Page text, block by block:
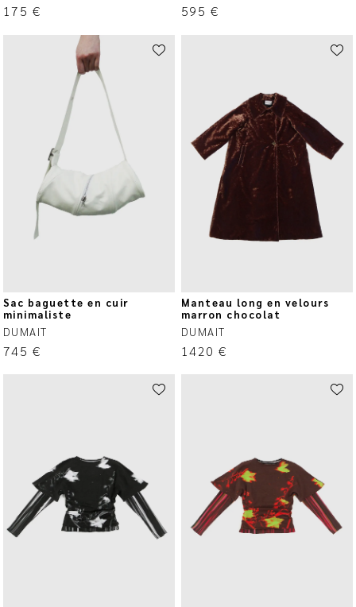
175 € 595 €
Sac baguette en cuir
minimaliste
DUMAIT
745 €
Manteau long en velours
marron chocolat
DUMAIT
1420€